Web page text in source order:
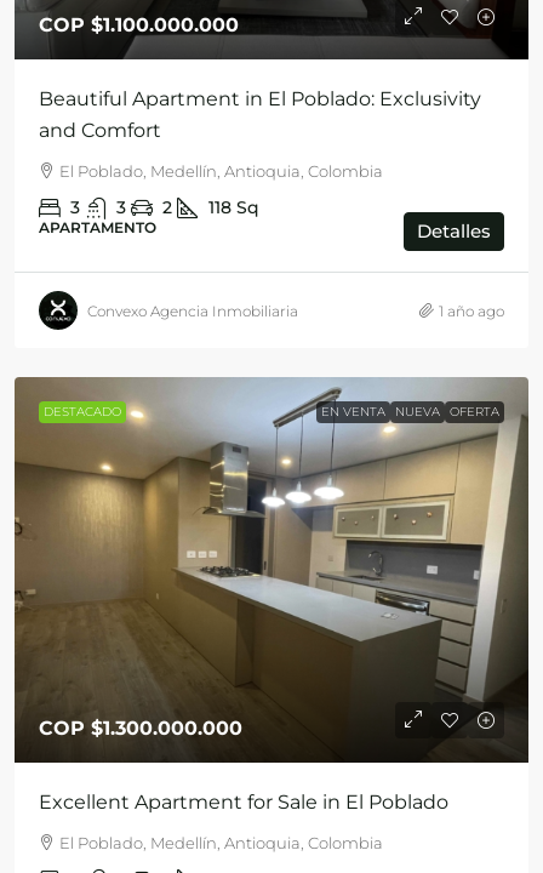
COP $1.100.000.000
Beautiful Apartment in El Poblado: Exclusivity
and Comfort
El Poblado, Medellín, Antioquia, Colombia
3 3 2 118 Sq
APARTAMENTO Detalles
Convexo Agencia Inmobiliaria 1 año ago
DESTACADO EN VENTA NUEVA OFERTA
COP $1.300.000.000
Excellent Apartment for Sale in El Poblado
El Poblado, Medellín, Antioquia, Colombia